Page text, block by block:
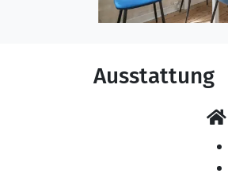
Ausstattung